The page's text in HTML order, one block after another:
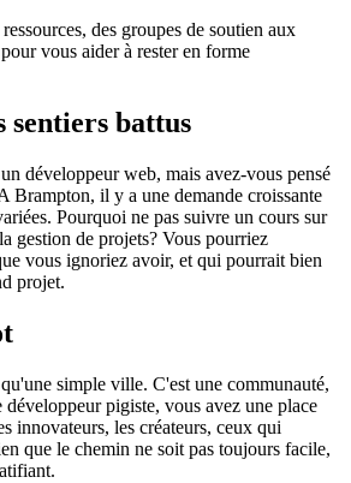
des groupes de soutien aux
vous aider à rester en forme
sentiers battus
développeur web, mais avez-vous pensé
Brampton, il y a une demande croissante
Pourquoi ne pas suivre un cours sur
gestion de projets? Vous pourriez
vous ignoriez avoir, et qui pourrait bien
projet.
simple ville. C'est une communauté,
pigiste, vous avez une place
innovateurs, les créateurs, ceux qui
que le chemin ne soit pas toujours facile,